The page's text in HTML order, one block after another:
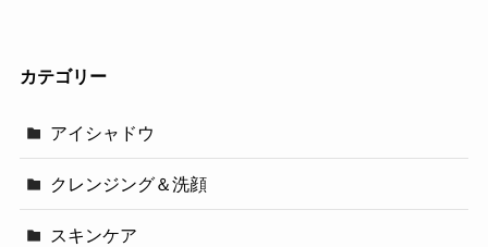
カテゴリー
アイシャドウ
クレンジング＆洗顔
スキンケア